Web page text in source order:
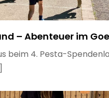
– Abenteuer im
beim 4. Pesta-